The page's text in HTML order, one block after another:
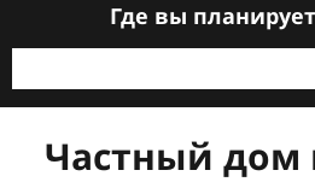
Где вы
Частный дом